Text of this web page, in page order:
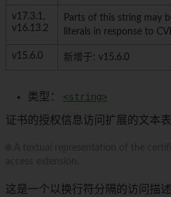
v17.3.1,
v16.13.2
Parts of this string may
literals in response to
v15.6.0 新增于: v15.6.0
类型： <string>
证书的授权信息访问扩展的文本表
这是一个以换行符分隔的访问描